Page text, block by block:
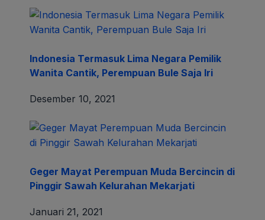
Indonesia Termasuk Lima Negara Pemilik
Wanita Cantik, Perempuan Bule Saja Iri
Desember 10, 2021
Geger Mayat Perempuan Muda Bercincin di
Pinggir Sawah Kelurahan Mekarjati
Januari 21, 2021